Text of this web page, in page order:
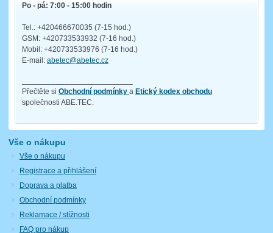
Po - pá: 7:00 - 15:00 hodin
Tel.: +420466670035 (7-15 hod.)
GSM: +420733533932 (7-16 hod.)
Mobil: +420733533976 (7-16 hod.)
E-mail: abetec@abetec.cz
Přečtěte si Obchodní podmínky a Etický kodex obchodu
společnosti ABE.TEC.
Vše o nákupu
Vše o nákupu
Registrace a přihlášení
Doprava a platba
Obchodní podmínky
Reklamace / stížnosti
FAQ pro nákup